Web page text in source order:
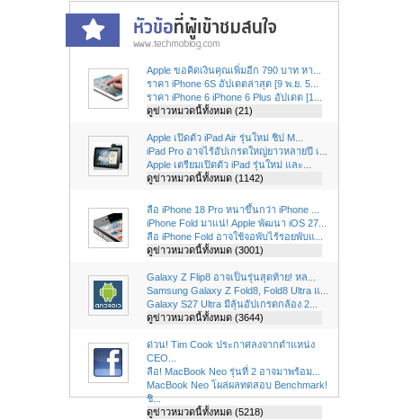
Apple ขอคิดเงินคุณเพิ่มอีก 790 บาท หา...
ราคา iPhone 6S อัปเดตล่าสุด [9 พ.ย. 5...
ราคา iPhone 6 iPhone 6 Plus อัปเดต [1...
ดูข่าวหมวดนี้ทั้งหมด (21)
Apple เปิดตัว iPad Air รุ่นใหม่ ชิป M...
iPad Pro อาจไร้อัปเกรดใหญ่ยาวหลายปี เ...
Apple เตรียมเปิดตัว iPad รุ่นใหม่ และ...
ดูข่าวหมวดนี้ทั้งหมด (1142)
ลือ iPhone 18 Pro หนาขึ้นกว่า iPhone ...
iPhone Fold มาแน่! Apple พัฒนา iOS 27...
ลือ iPhone Fold อาจใช้จอพับไร้รอยพับแ...
ดูข่าวหมวดนี้ทั้งหมด (3001)
Galaxy Z Flip8 อาจเป็นรุ่นสุดท้าย! หล...
Samsung Galaxy Z Fold8, Fold8 Ultra แ...
Galaxy S27 Ultra มีลุ้นอัปเกรดกล้อง 2...
ดูข่าวหมวดนี้ทั้งหมด (3644)
ด่วน! Tim Cook ประกาศลงจากตำแหน่ง
CEO...
ลือ! MacBook Neo รุ่นที่ 2 อาจมาพร้อม...
MacBook Neo โผล่ผลทดสอบ Benchmark!
ชิ...
ดูข่าวหมวดนี้ทั้งหมด (5218)